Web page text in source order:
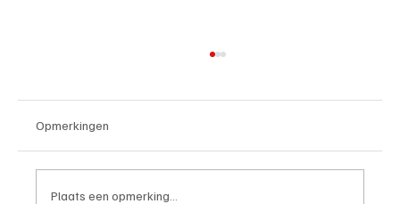
Opmerkingen
Plaats een opmerking...